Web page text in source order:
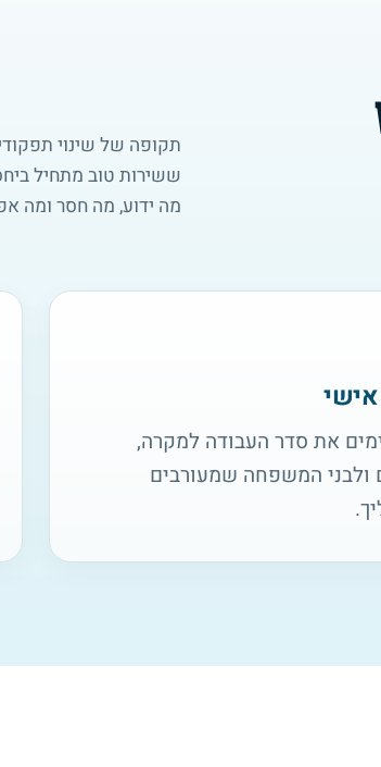
תקופה של שינוי
ששירות טוב מתחיל
מה ידוע, מה חסר ומה
את סדר העבודה למקרה,
ולבני המשפחה שמעורבים